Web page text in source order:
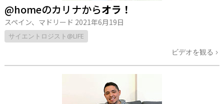
@homeのカリナからオラ！
スペイン、マドリード 2021年6月19日
サイエントロジスト@LIFE
ビデオを観る